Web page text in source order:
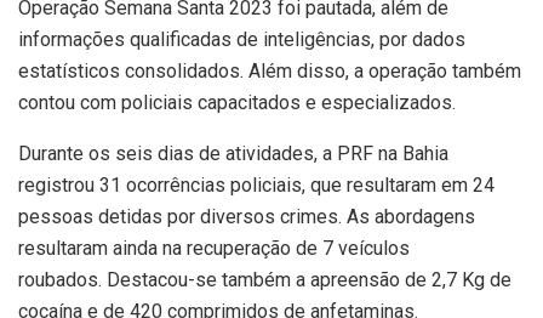
Operação Semana Santa 2023 foi pautada, além de
informações qualificadas de inteligências, por dados
estatísticos consolidados. Além disso, a operação também
contou com policiais capacitados e especializados.
Durante os seis dias de atividades, a PRF na Bahia
registrou 31 ocorrências policiais, que resultaram em 24
pessoas detidas por diversos crimes. As abordagens
resultaram ainda na recuperação de 7 veículos
roubados. Destacou-se também a apreensão de 2,7 Kg de
cocaína e de 420 comprimidos de anfetaminas.